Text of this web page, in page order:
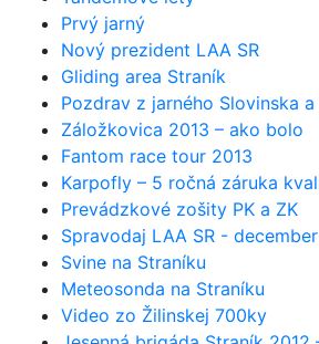
Prvý jarný
Nový prezident LAA SR
Gliding area Straník
Pozdrav z jarného Slovinska a
Záložkovica 2013 – ako bolo
Fantom race tour 2013
Karpofly – 5 ročná záruka
Prevádzkové zošity PK a ZK
Spravodaj LAA SR -
Svine na Straníku
Meteosonda na Straníku
Video zo Žilinskej 700ky